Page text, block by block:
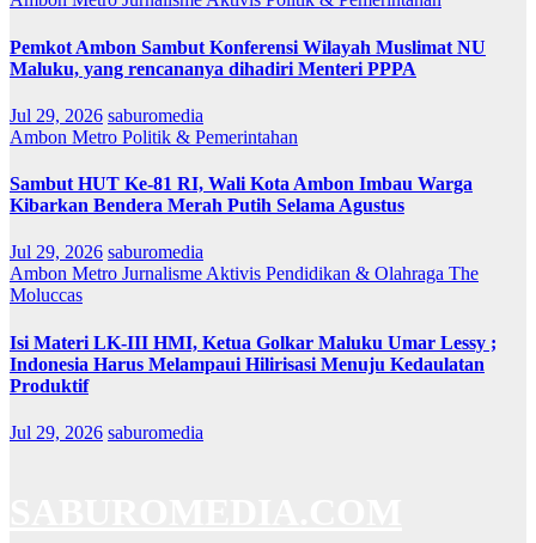
Pemkot Ambon Sambut Konferensi Wilayah Muslimat NU
Maluku, yang rencananya dihadiri Menteri PPPA
Jul 29, 2026 saburomedia
Ambon Metro Politik & Pemerintahan
Sambut HUT Ke-81 RI, Wali Kota Ambon Imbau Warga
Kibarkan Bendera Merah Putih Selama Agustus
Jul 29, 2026 saburomedia
Ambon Metro Jurnalisme Aktivis Pendidikan & Olahraga The
Moluccas
Isi Materi LK-III HMI, Ketua Golkar Maluku Umar Lessy ;
Indonesia Harus Melampaui Hilirisasi Menuju Kedaulatan
Produktif
Jul 29, 2026 saburomedia